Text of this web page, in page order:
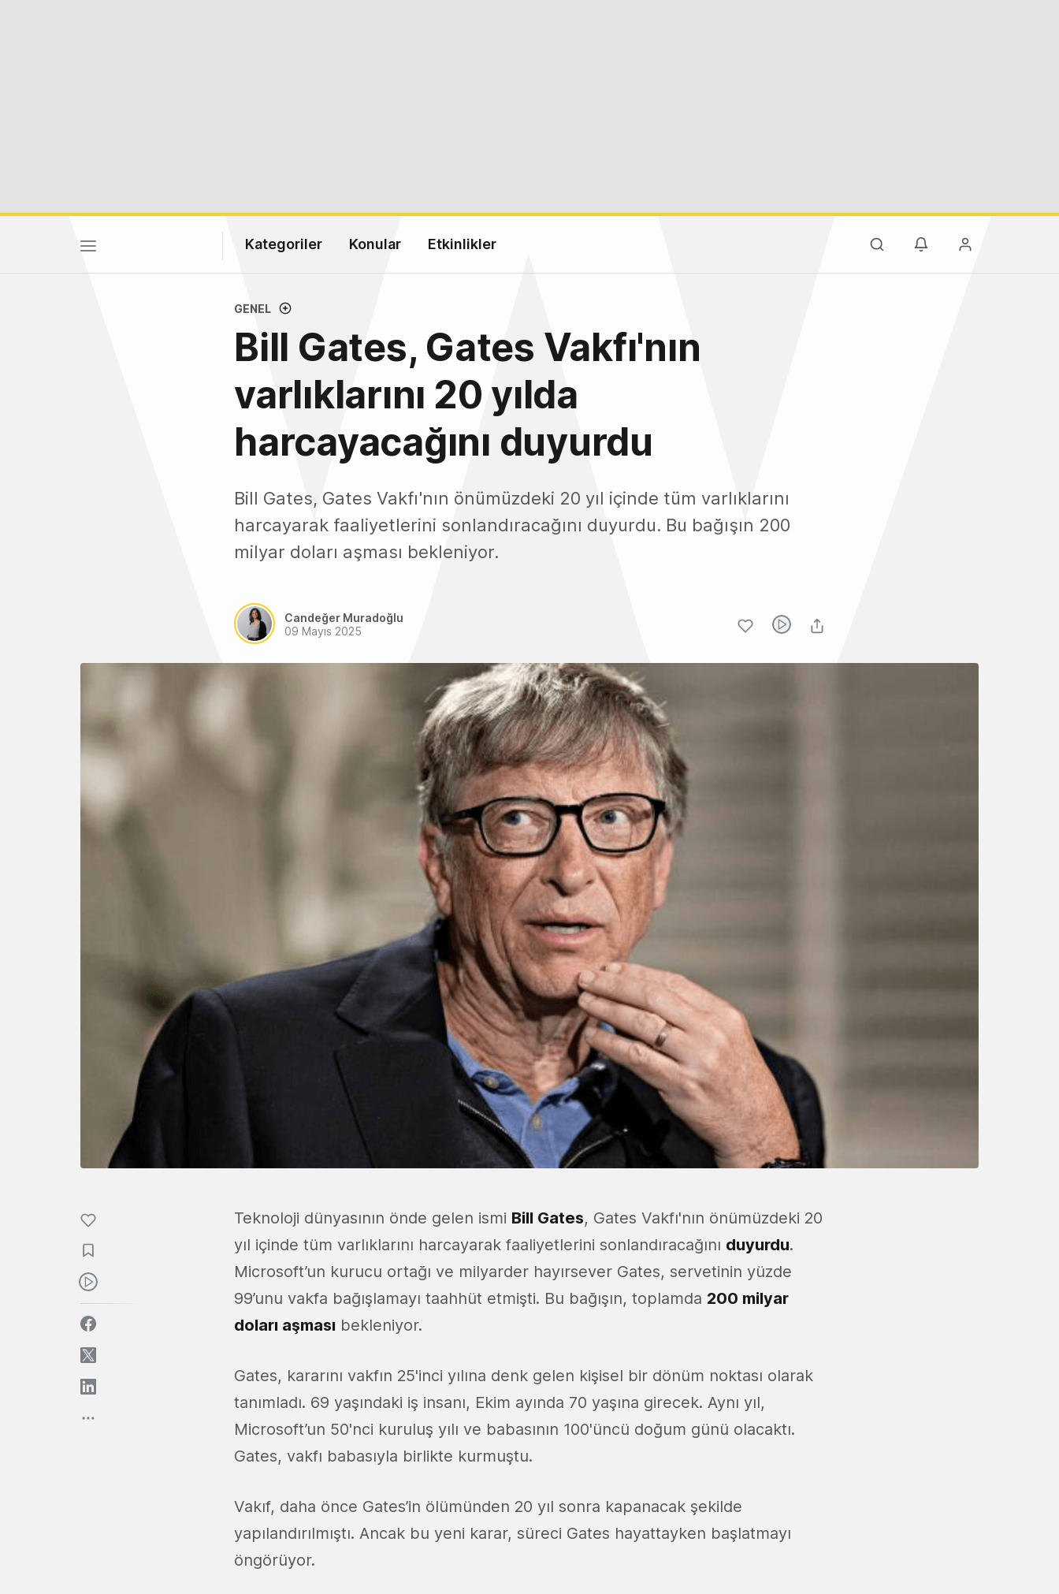
Kategoriler Konular Etkinlikler
GENEL
Bill Gates, Gates Vakfı'nın
varlıklarını 20 yılda
harcayacağını duyurdu
Bill Gates, Gates Vakfı'nın önümüzdeki 20 yıl içinde tüm varlıklarını
harcayarak faaliyetlerini sonlandıracağını duyurdu. Bu bağışın 200
milyar doları aşması bekleniyor.
Candeğer Muradoğlu
09 Mayıs 2025
Teknoloji dünyasının önde gelen ismi Bill Gates, Gates Vakfı'nın önümüzdeki 20
yıl içinde tüm varlıklarını harcayarak faaliyetlerini sonlandıracağını duyurdu.
Microsoft’un kurucu ortağı ve milyarder hayırsever Gates, servetinin yüzde
99’unu vakfa bağışlamayı taahhüt etmişti. Bu bağışın, toplamda 200 milyar
doları aşması bekleniyor.
Gates, kararını vakfın 25'inci yılına denk gelen kişisel bir dönüm noktası olarak
tanımladı. 69 yaşındaki iş insanı, Ekim ayında 70 yaşına girecek. Aynı yıl,
Microsoft’un 50'nci kuruluş yılı ve babasının 100'üncü doğum günü olacaktı.
Gates, vakfı babasıyla birlikte kurmuştu.
Vakıf, daha önce Gates’in ölümünden 20 yıl sonra kapanacak şekilde
yapılandırılmıştı. Ancak bu yeni karar, süreci Gates hayattayken başlatmayı
öngörüyor.